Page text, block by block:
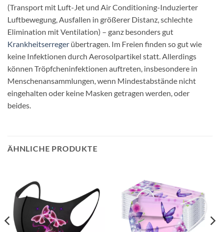
(Transport mit Luft-Jet und Air Conditioning-Induzierter
Luftbewegung, Ausfallen in größerer Distanz, schlechte
Elimination mit Ventilation) – ganz besonders gut
Krankheitserreger übertragen. Im Freien finden so gut wie
keine Infektionen durch Aerosolpartikel statt. Allerdings
können Tröpfcheninfektionen auftreten, insbesondere in
Menschenansammlungen, wenn Mindestabstände nicht
eingehalten oder keine Masken getragen werden, oder
beides.
ÄHNLICHE PRODUKTE